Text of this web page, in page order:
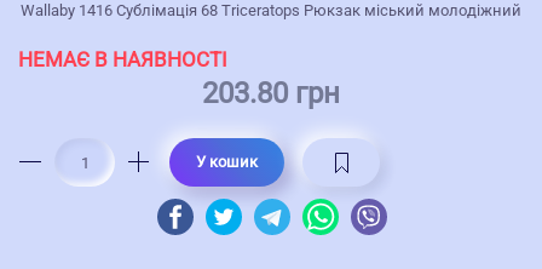
Wallaby 1416 Сублімація 68 Triceratops Рюкзак міський молодіжний
НЕМАЄ В НАЯВНОСТІ
203.80 грн
У кошик